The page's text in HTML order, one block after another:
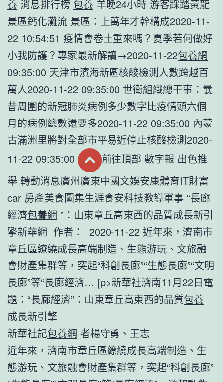
養 消息排行榜 包養 羊晚24小時 游客踩踏黃龍
景區鈣化灘流 景區：上萬年才幹構成2020-11-
22 10:54:51 疫情會卷土重來嗎？夏季若何做好
小我防護？專家最新解讀→2020-11-22包養網
09:35:00 天津市濱海新區核酸檢測人數跨越百
萬人2020-11-22 09:35:00 世衛組織總干事：曩
昔周圍的新冠肺炎病例多少數字比疫情頭六個
月的病例總數還要多2020-11-22 09:35:00 內蒙
古滿洲里將對全部市平易近停止核酸檢測2020-
11-22 09:35:00
前往頂部 數字報 出色推
舉 轉動消息廣州廣東中國文娛安康體育IT財富
car 房產美食圖集生涯食安科技教導軍事 “長廊
經濟包養網 ”：山東章丘高東西的品質成長新引
擎新華網 作者： 2020-11-22 近年來，濟南市
章丘區繚繞成長高端制造、生態游玩、文旅融
會財產集群等，突起“科創長廊”“生態長廊”“文明
長廊”等“長廊經濟… [p>新華社濟南11月22日電
題：“長廊經濟”：山東章丘高東西的品質包養
成長新引擎
新華社記包養網 者楊守勇、王志
近年來，濟南市章丘區繚繞成長高端制造、生
態游玩、文旅融會財產集群等，突起“科創長廊”